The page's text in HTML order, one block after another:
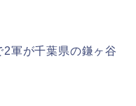
軍が千葉県の鎌ヶ谷